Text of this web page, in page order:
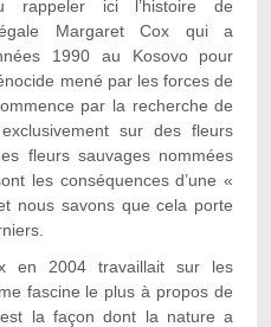
ici l’histoire de
légale Margaret Cox qui a
1990 au Kosovo pour
mené par les forces de
par la recherche de
sur des fleurs
fleurs sauvages nommées
les conséquences d’une «
nous savons que cela porte
en 2004 travaillait sur les
fascine le plus à propos de
la façon dont la nature a